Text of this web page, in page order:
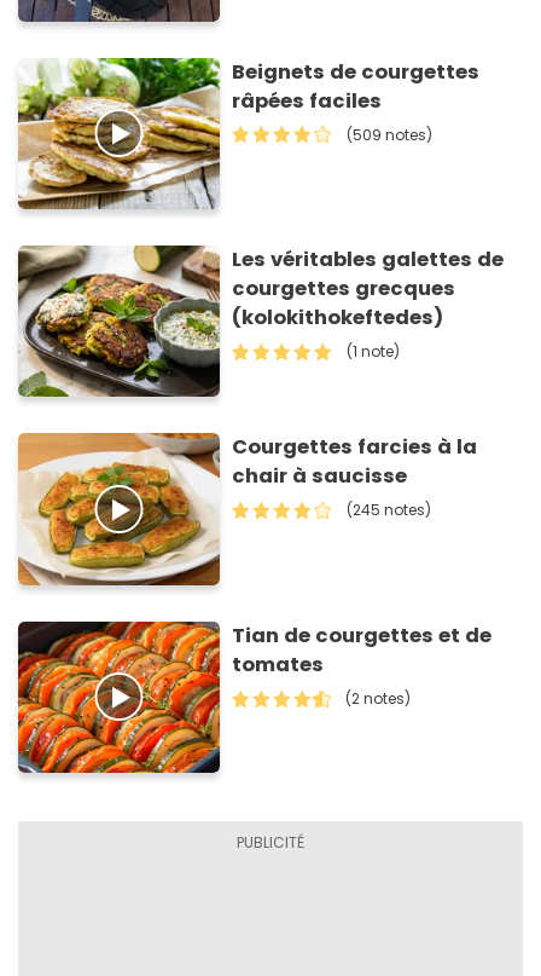
Beignets de courgettes
râpées faciles
(509 notes)
Les véritables galettes de
courgettes grecques
(kolokithokeftedes)
(1 note)
Courgettes farcies à la
chair à saucisse
(245 notes)
Tian de courgettes et de
tomates
(2 notes)